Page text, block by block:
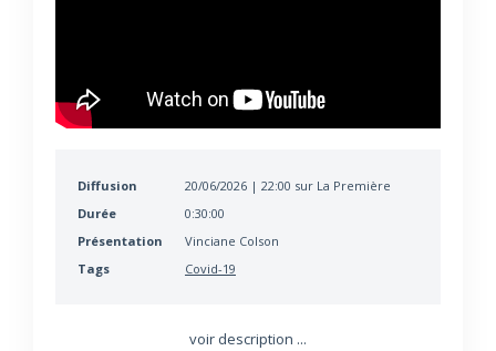
Diffusion
20/06/2026 | 22:00 sur La Première
Durée
0:30:00
Présentation
Vinciane Colson
Tags
Covid-19
voir description ...